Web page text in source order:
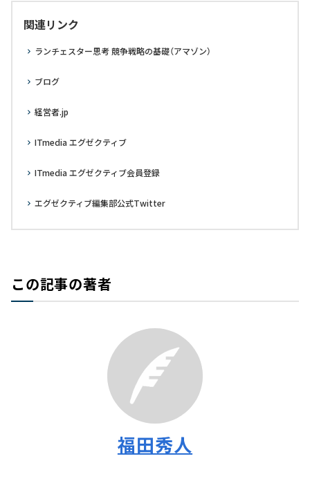
関連リンク
ランチェスター思考 競争戦略の基礎（アマゾン）
ブログ
経営者.jp
ITmedia エグゼクティブ
ITmedia エグゼクティブ会員登録
エグゼクティブ編集部公式Twitter
この記事の著者
福田秀人